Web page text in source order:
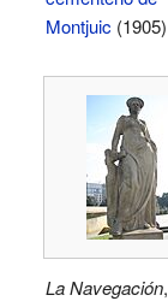
Montjuic (1905)
La Navegación,